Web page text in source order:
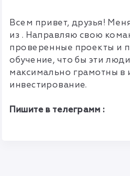
Всем привет, друзья!
из . Направляю свою
проверенные проекты и
обучение, что бы эти
максимально грамотны в
инвестирование.
Пишите в телеграмм :